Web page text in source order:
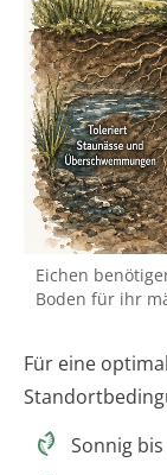
Eichen
Boden für ihr
Für eine
Sonnig